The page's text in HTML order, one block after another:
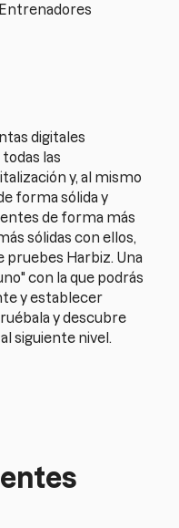
digitales
las
y, al mismo
forma sólida y
de forma más
sólidas con ellos,
pruebes Harbiz. Una
con la que podrás
y establecer
y descubre
siguiente nivel.